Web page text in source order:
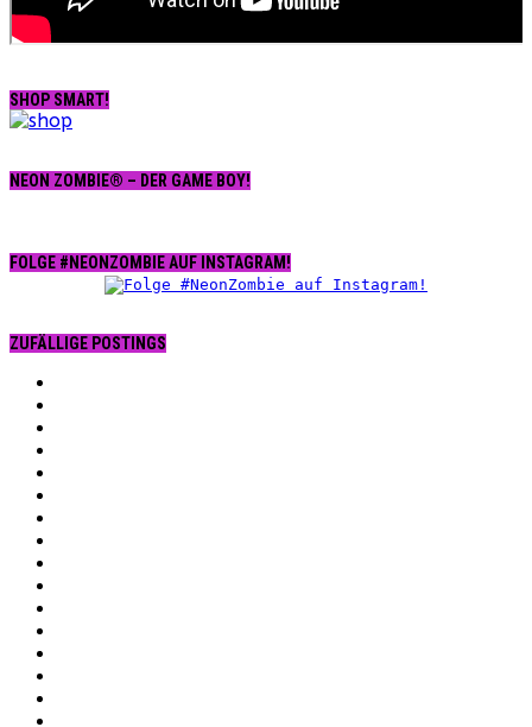
SHOP SMART!
NEON ZOMBIE® – DER GAME BOY!
FOLGE #NEONZOMBIE AUF INSTAGRAM!
ZUFÄLLIGE POSTINGS